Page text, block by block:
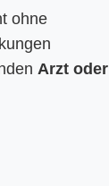
ohne
Arzt oder